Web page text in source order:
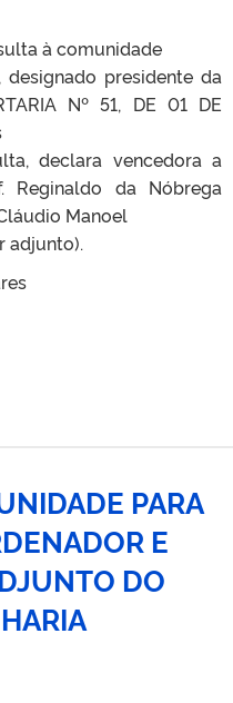
à comunidade
presidente da
Nº 51, DE 01 DE
declara vencedora a
Reginaldo da Nóbrega
Manoel
adjunto).
PARA
E
DO